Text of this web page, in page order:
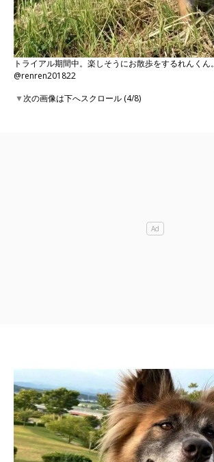
トライアル期間中。楽しそうにお散歩をするれんくん。
@renren201822
▼次の画像は下へスクロール (4/8)